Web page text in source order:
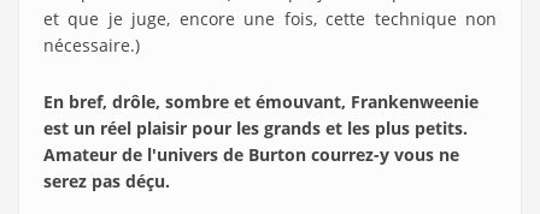
et que je juge, encore une fois, cette technique non
nécessaire.)
En bref, drôle, sombre et émouvant, Frankenweenie
est un réel plaisir pour les grands et les plus petits.
Amateur de l'univers de Burton courrez-y vous ne
serez pas déçu.